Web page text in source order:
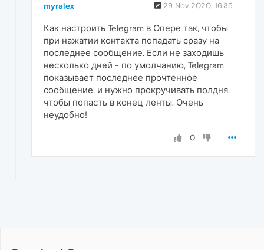
myralex 29 Nov 2020, 16:35
Как настроить Telegram в Опере так, чтобы
при нажатии контакта попадать сразу на
последнее сообщение. Если не заходишь
несколько дней - по умолчанию, Telegram
показывает последнее прочтенное
сообщение, и нужно прокручивать полдня,
чтобы попасть в конец ленты. Очень
неудобно!
0